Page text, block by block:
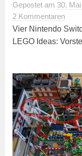
Gepostet am 30.
2 Kommentaren
Vier Nintendo
LEGO Ideas: